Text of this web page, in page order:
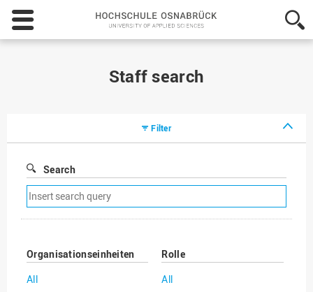
Hochschule
Osnabrück
-
Staff search
Filter
Search
Remove
search
filter
Organisationseinheiten
All
Rolle
All